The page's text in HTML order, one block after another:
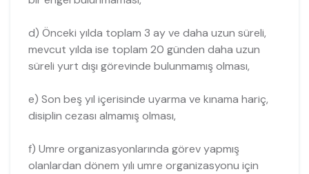
d) Önceki yılda toplam 3 ay ve daha uzun süreli,
mevcut yılda ise toplam 20 günden daha uzun
süreli yurt dışı görevinde bulunmamış olması,
e) Son beş yıl içerisinde uyarma ve kınama hariç,
disiplin cezası almamış olması,
f) Umre organizasyonlarında görev yapmış
olanlardan dönem yılı umre organizasyonu için